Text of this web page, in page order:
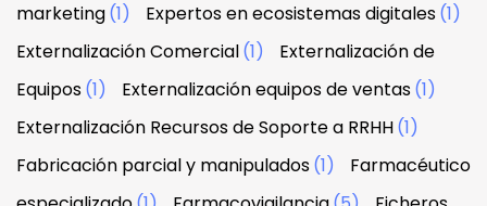
marketing(1) Expertos en ecosistemas digitales(1)
Externalización Comercial(1)
Externalización de
Equipos(1) Externalización equipos de ventas(1)
Externalización Recursos de Soporte a RRHH(1)
Fabricación parcial y manipulados(1)
Farmacéutico